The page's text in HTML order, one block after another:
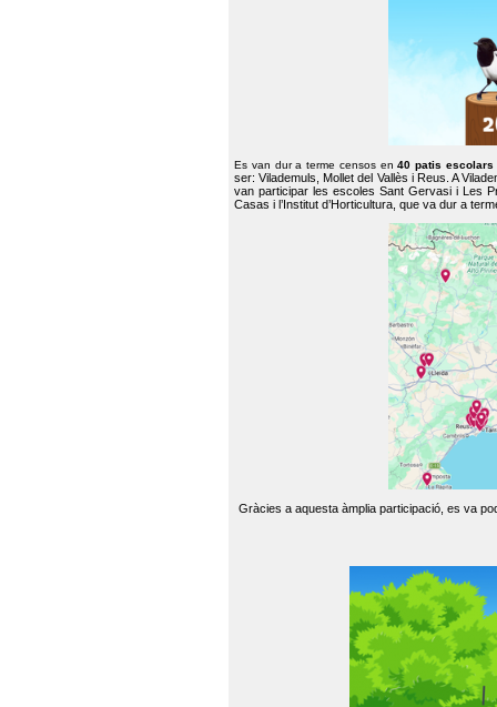
Es van dur a terme censos en40 patis escolars
ser: Vilademuls, Mollet del Vallès i Reus. A
van participar les escoles Sant Gervasi i Les
Casas i l’Institut d’Horticultura, que va dur a
Gràcies a aquesta àmplia participació, es va